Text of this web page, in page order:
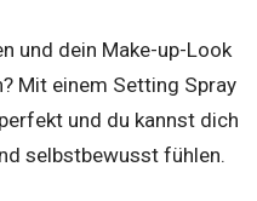
und dein Make-up-Look
Mit einem Setting Spray
und du kannst dich
selbstbewusst fühlen.